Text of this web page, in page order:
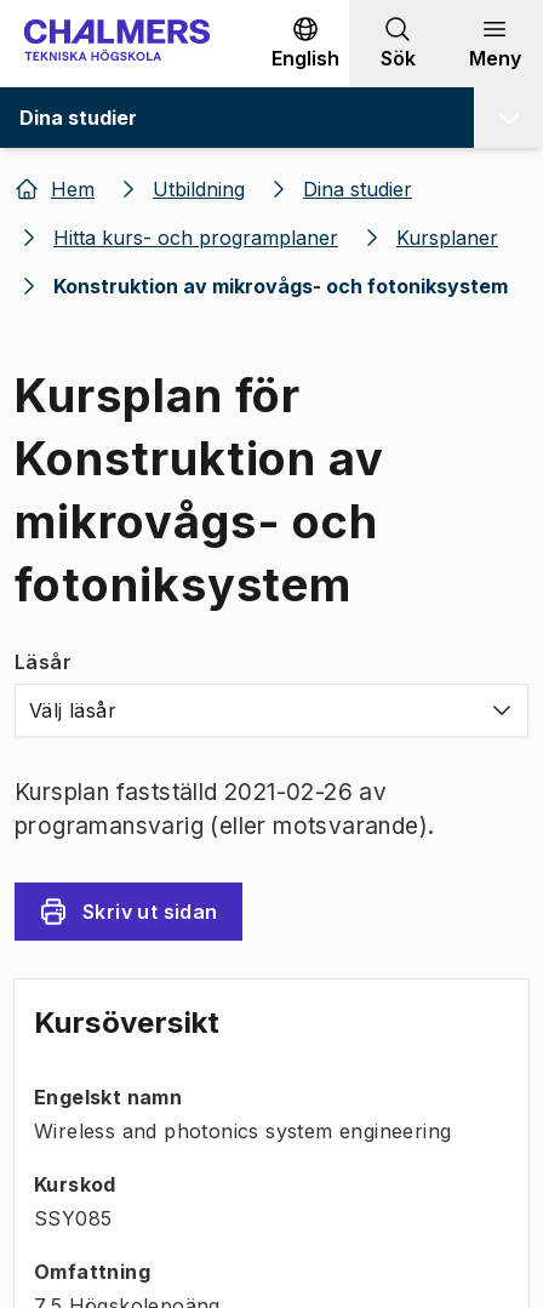
Gå till innehållet
English Sök Meny
Dina studier
Hem Utbildning
Dina studier
Hitta kurs- och programplaner
Kursplaner
Konstruktion av mikrovågs- och fotoniksystem
Kursplan för
Konstruktion av
mikrovågs- och
fotoniksystem
Läsår
Välj läsår
Kursplan fastställd 2021-02-26 av
programansvarig (eller motsvarande).
Skriv ut sidan
Kursöversikt
Engelskt namn
Wireless and photonics system engineering
Kurskod
SSY085
Omfattning